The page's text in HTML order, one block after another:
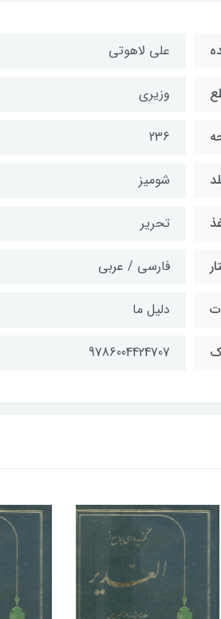
علی لاهوتی
وزیری
236
شومیز
تحریر
فارسی / عربی
دلیل ما
9786004424707